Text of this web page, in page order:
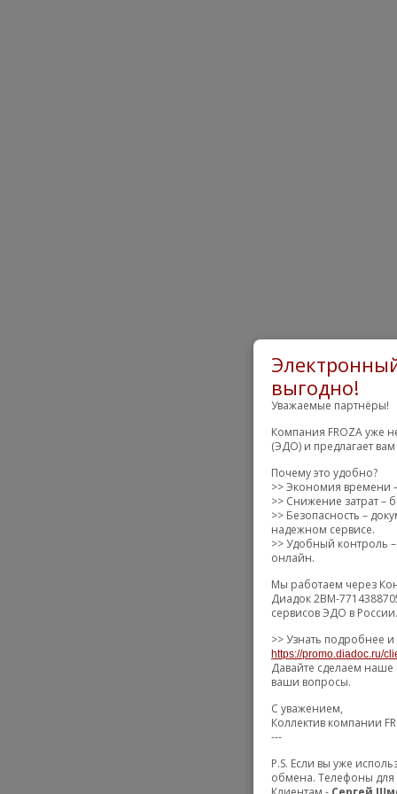
выгодно!
Уважаемые партнёры!
Компания FROZA уже
(ЭДО) и предлагает
Почему это удобно?
>> Экономия времени
>> Снижение затрат –
>> Безопасность –
надежном сервисе.
>> Удобный контроль
онлайн.
Мы работаем через
Диадок 2BM-
сервисов ЭДО в
>> Узнать подробнее
https://promo.diadoc.ru/
Давайте сделаем наше
ваши вопросы.
С уважением,
Коллектив компании
---
P.S. Если вы уже
обмена. Телефоны